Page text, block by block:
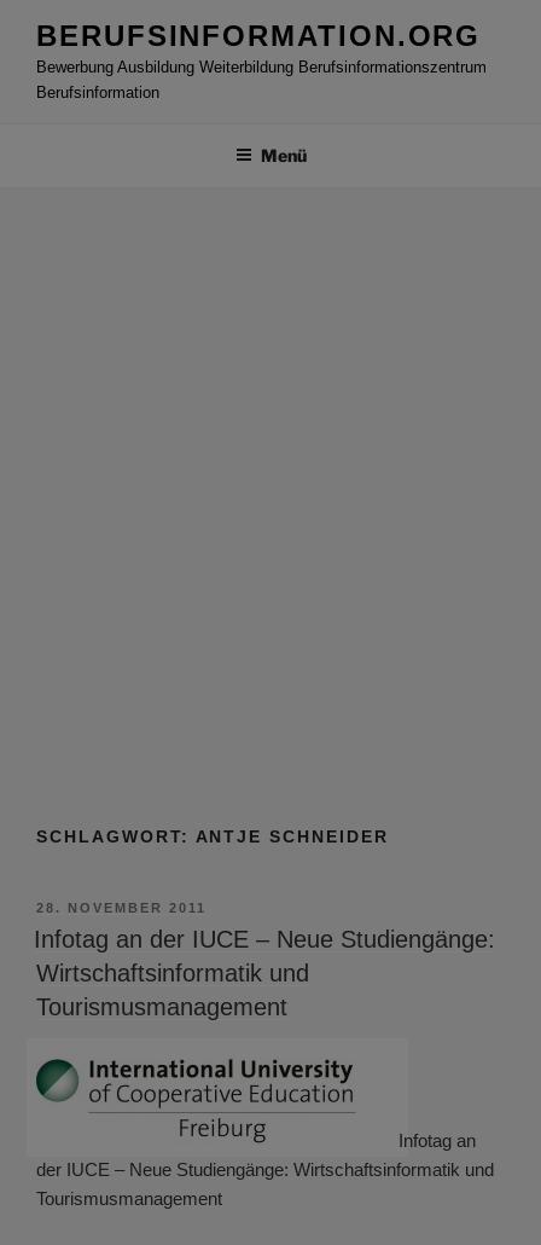
Inhalt
springen
BERUFSINFORMATION.ORG
Bewerbung Ausbildung Weiterbildung Berufsinformationszentrum
Berufsinformation
Menü
SCHLAGWORT: ANTJE SCHNEIDER
VERÖFFENTLICHT
AM
28. NOVEMBER 2011
Infotag an der IUCE – Neue Studiengänge:
Wirtschaftsinformatik und
Tourismusmanagement
Infotag an
der IUCE – Neue Studiengänge: Wirtschaftsinformatik und
Tourismusmanagement